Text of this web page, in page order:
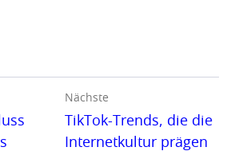
Nächste
TikTok-Trends, die die
Internetkultur prägen